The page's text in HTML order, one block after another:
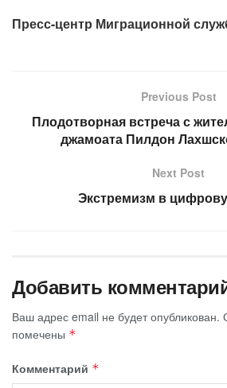
Пресс-центр Миграционной
Previous Post
Плодотворная встреча с
джамоата Пилдон
Next Post
Экстремизм в
Добавить
Ваш адрес email не будет опубликован.
помечены *
Комментарий *